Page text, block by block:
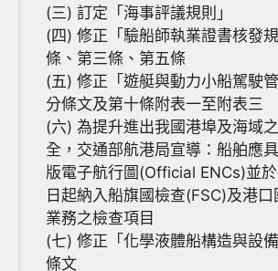
(三) 訂定「海事評議規則」
(四) 修正「驗船師執業證書核發
條、第三條、第五條
(五) 修正「遊艇與動力小船駕駛
分條文及第十條附表一至附表三
(六) 為提升進出我國港埠及海域
全，交通部航港局宣導：船舶應
版電子航行圖(Official ENCs)並
日起納入船旗國檢查(FSC)及港
業務之檢查項目
(七) 修正「化學液體船構造與設
條文